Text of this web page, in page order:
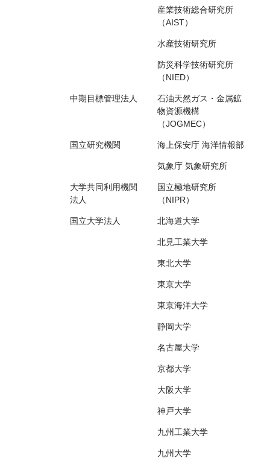
産業技術総合研究所
（AIST）
水産技術研究所
防災科学技術研究所
（NIED）
中期目標管理法人
石油天然ガス・金属鉱
物資源機構
（JOGMEC）
国立研究機関 海上保安庁 海洋情報部
気象庁 気象研究所
大学共同利用機関
法人
国立極地研究所
（NIPR）
国立大学法人 北海道大学
北見工業大学
東北大学
東京大学
東京海洋大学
静岡大学
名古屋大学
京都大学
大阪大学
神戸大学
九州工業大学
九州大学